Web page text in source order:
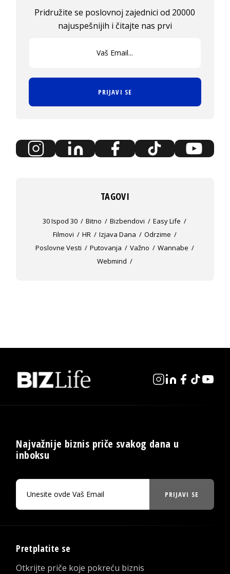
Pridružite se poslovnoj zajednici od 20000
najuspešnijih i čitajte nas prvi
PRIJAVI SE
TAGOVI
30 Ispod 30 Bitno Bizbendovi
Easy Life
Filmovi
HR Izjava Dana
Odrzime
Poslovne Vesti
Putovanja Važno
Wannabe
Webmind
Najvažnije biznis priče svakog dana u
inboksu
PRIJAVI SE
Pretplatite se
Otkrijte priče koje pokreću biznis